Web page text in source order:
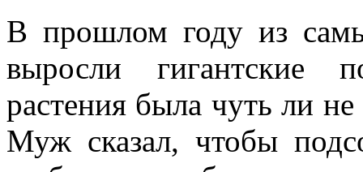
В прошлом году из
выросли гигантские
растения была чуть ли
Муж сказал, чтобы